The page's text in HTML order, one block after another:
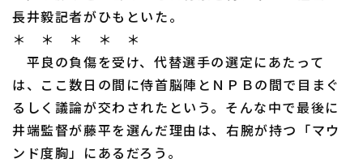
ファーム東地区
ファーム西地区
交流戦
北海道日本ハムファイターズ
東北楽天ゴールデンイーグルス
埼玉西武ライオンズ
ニュース
設定
長井毅記者がひもといた。
＊ ＊ ＊ ＊ ＊
平良の負傷を受け、代替選手の選定にあたって
は、ここ数日の間に侍首脳陣とＮＰＢの間で目まぐ
るしく議論が交わされたという。そんな中で最後に
井端監督が藤平を選んだ理由は、右腕が持つ「マウ
ンド度胸」にあるだろう。